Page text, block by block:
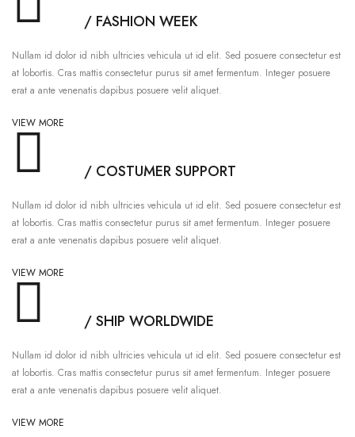
/ FASHION WEEK
Nullam id dolor id nibh ultricies vehicula ut id elit. Sed posuere consectetur est
at lobortis. Cras mattis consectetur purus sit amet fermentum. Integer posuere
erat a ante venenatis dapibus posuere velit aliquet.
VIEW MORE
/ COSTUMER SUPPORT
Nullam id dolor id nibh ultricies vehicula ut id elit. Sed posuere consectetur est
at lobortis. Cras mattis consectetur purus sit amet fermentum. Integer posuere
erat a ante venenatis dapibus posuere velit aliquet.
VIEW MORE
/ SHIP WORLDWIDE
Nullam id dolor id nibh ultricies vehicula ut id elit. Sed posuere consectetur est
at lobortis. Cras mattis consectetur purus sit amet fermentum. Integer posuere
erat a ante venenatis dapibus posuere velit aliquet.
VIEW MORE